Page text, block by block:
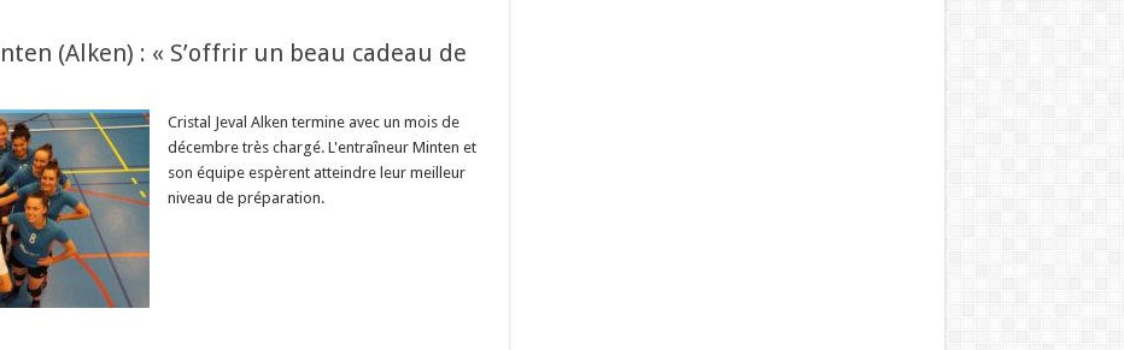
(Alken) : « S’offrir un beau cadeau de
Cristal Jeval Alken termine avec un mois de
décembre très chargé. L'entraîneur Minten et
son équipe espèrent atteindre leur meilleur
niveau de préparation.